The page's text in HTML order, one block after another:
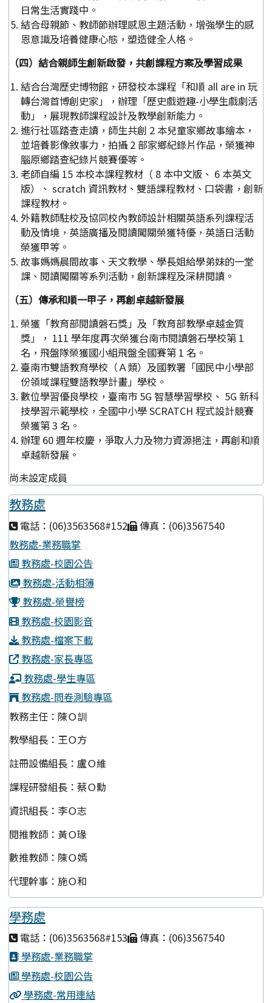
日常生活實踐中。
結合母親節、教師節辦理感恩主題活動，增強學生的感
恩意識及培養健康心態，塑造健全人格。
（四）結合親師生創新啟發，共創課程方案及學習成果
結合台灣歷史博物館，研發校本課程「和順 all are in 玩
轉台灣首博創史家」，辦理「歷史戲遊趣-小學生戲劇活
動」，展現教師課程設計及教學創新能力。
進行社區踏查走讀，師生共創 2 本兒童家鄉故事繪本，
並培養影像敘事力，拍攝 2 部家鄉紀錄片作品，榮獲神
腦原鄉踏查紀錄片競賽優等。
老師自編 15 本校本課程教材（ 8 本中文版、 6 本英文
版）、 scratch 資訊教材、雙語課程教材、口袋書，創新
課程教材。
外籍教師駐校及協同校內教師設計相關英語系列課程活
動及情境，英語廣播及閱讀闖關榮獲特優，英語日活動
榮獲甲等。
故事媽媽晨間故事、天文教學、學長姐給學弟妹的一堂
課、閱讀闖關等系列活動，創新課程及深耕閱讀。
（五）傳承和順一甲子，再創卓越新發展
榮獲「教育部閱讀磐石獎」及「教育部教學卓越金質
獎」， 111 學年度再次榮獲台南市閱讀磐石學校第 1
名，飛盤隊榮獲國小組飛盤全國賽第 1 名。
臺南市雙語教育學校（Ａ類）及國教署「國民中小學部
份領域課程雙語教學計畫」學校。
數位學習優良學校，臺南市 5G 智慧學習學校、 5G 新科
技學習示範學校，全國中小學 SCRATCH 程式設計競賽
榮獲第 3 名。
辦理 60 週年校慶，爭取人力及物力資源挹注，再創和順
卓越新發展。
尚未設定成員
教務處
電話：(06)3563568#152
傳真：(06)3567540
教務處-業務職掌
教務處-校園公告
教務處-活動相簿
教務處-榮譽榜
教務處-校園影音
教務處-檔案下載
教務處-家長專區
教務處-學生專區
教務處-問卷測驗專區
教務主任：陳Ｏ訓
教學組長：王Ｏ方
註冊設備組長：盧Ｏ維
課程研發組長：蔡Ｏ勳
資訊組長：李Ｏ志
閱推教師：黃Ｏ瑑
數推教師：陳Ｏ嫣
代理幹事：施Ｏ和
學務處
電話：(06)3563568#153
傳真：(06)3567540
學務處-業務職掌
學務處-校園公告
學務處-常用連結